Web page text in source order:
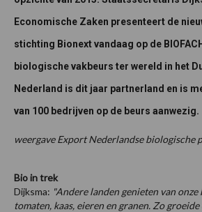
Economische Zaken presenteert de
stichting Bionext vandaag op de
biologische vakbeurs ter wereld in het
Nederland is dit jaar partnerland en is
van 100 bedrijven op de beurs aanwezig.
weergave Export Nederlandse biologische
Bio in trek
Dijksma: "Andere landen genieten van
tomaten, kaas, eieren en granen. Zo